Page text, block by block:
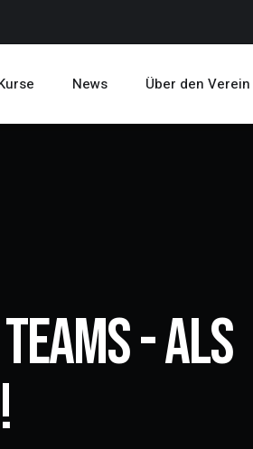
News Über den Verein
- Als